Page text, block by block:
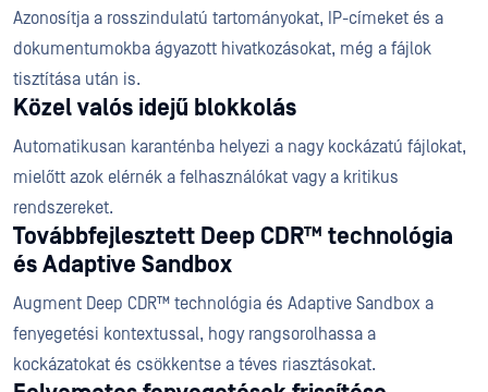
Azonosítja a rosszindulatú tartományokat, IP-címeket és a
dokumentumokba ágyazott hivatkozásokat, még a fájlok
tisztítása után is.
Közel valós idejű blokkolás
Automatikusan karanténba helyezi a nagy kockázatú fájlokat,
mielőtt azok elérnék a felhasználókat vagy a kritikus
rendszereket.
Továbbfejlesztett Deep CDR™ technológia
és Adaptive Sandbox
Augment Deep CDR™ technológia és Adaptive Sandbox a
fenyegetési kontextussal, hogy rangsorolhassa a
kockázatokat és csökkentse a téves riasztásokat.